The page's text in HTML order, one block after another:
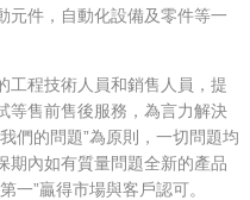
元件，自動化設備及零件等一
程技術人員和銷售人員，提
等售前售後服務，為言力解決
們的問題”為原則，一切問題均
期內如有質量問題全新的產品
一”贏得市場與客戶認可。